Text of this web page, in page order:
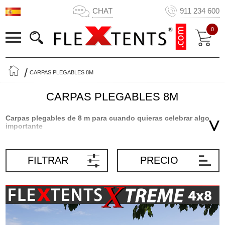
CHAT 911 234 600
0
CARPAS PLEGABLES 8M
CARPAS PLEGABLES 8M
Carpas plegables de 8 m para cuando quieras celebrar algo
importante
m crean los ajustes perfectos para muchas de las celebraciones
importantes de la vida. Con un cenador de alta calidad como este,
eventos. El mirador está hecho de materiales fuertes y ligeros y es
sorprendentemente versátil. No olvides que nuestra carpa doble
con canaleta para la lluvia es aún más flexible, ya que puede usar
las dos carpas por separado. Los portátiles cenadores se utilizan
FILTRAR PRECIO